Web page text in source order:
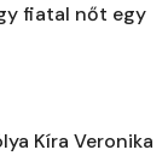
fiatal nőt egy
Kíra Veronika